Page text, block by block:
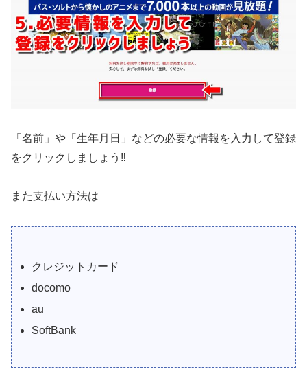
「名前」や「生年月日」などの必要な情報を入力して登録
をクリックしましょう‼️
また支払い方法は
クレジットカード
docomo
au
SoftBank